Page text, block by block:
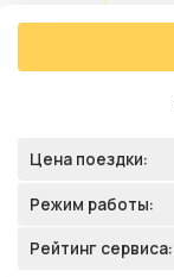
Цена поездки:
Режим работы:
Рейтинг сервиса: